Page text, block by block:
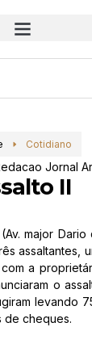
Cotidiano
Jornal
II
major Dario
assaltantes,
a
o
levando
de cheques.